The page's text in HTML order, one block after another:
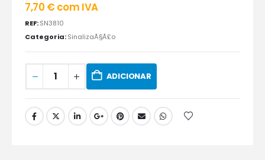
7,70 €com IVA
REF:SN3810
Categoria:SinalizaÃ§Ã£o
ADICIONAR